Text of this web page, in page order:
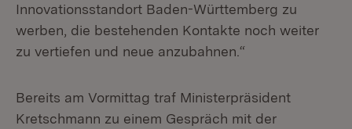
Innovationsstandort Baden-Württemberg zu
werben, die bestehenden Kontakte noch weiter
zu vertiefen und neue anzubahnen.“
Bereits am Vormittag traf Ministerpräsident
Kretschmann zu einem Gespräch mit der